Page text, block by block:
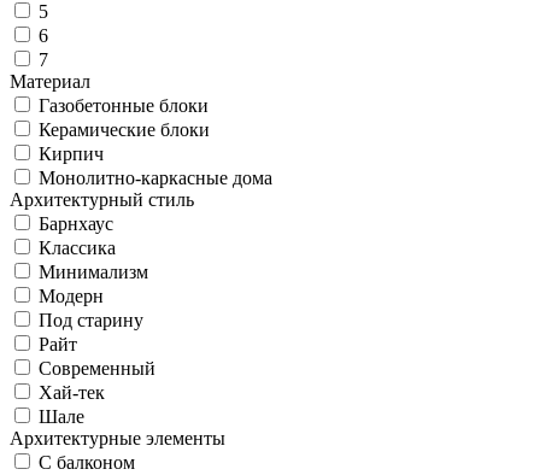
5
6
7
Материал
Газобетонные блоки
Керамические блоки
Кирпич
Монолитно-каркасные дома
Архитектурный стиль
Барнхаус
Классика
Минимализм
Модерн
Под старину
Райт
Современный
Хай-тек
Шале
Архитектурные элементы
С балконом